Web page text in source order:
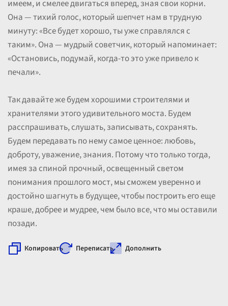
имеем, и смелее двигаться вперед, зная свои корни.
Она — тихий голос, который шепчет нам в трудную
минуту: «Все будет хорошо, ты уже справлялся с
таким». Она — мудрый советчик, который напоминает:
«Остановись, подумай, когда-то это уже привело к
печали».
Так давайте же будем хорошими строителями и
хранителями этого удивительного моста. Будем
расспрашивать, слушать, записывать, сохранять.
Будем передавать по нему самое ценное: любовь,
доброту, уважение, знания. Потому что только тогда,
имея за спиной прочный, освещенный светом
понимания прошлого мост, мы сможем уверенно и
достойно шагнуть в будущее, чтобы построить его еще
краше, добрее и мудрее, чем было все, что мы оставили
позади.
Копировать Переписать Дополнить